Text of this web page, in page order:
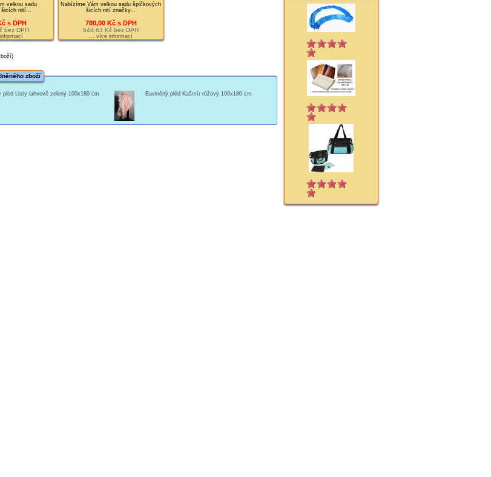
velkou sadu
nití...
s DPH
bez DPH
Nabízíme Vám velkou sadu špičkových
šicích nití značky...
780,00 Kč s DPH
644,63 Kč bez DPH
... více informací
zboží
pléd Listy lahvově zelený 100x180 cm
Bavlněný pléd Kašmír růžový 100x180 cm